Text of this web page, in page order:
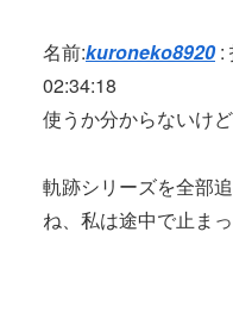
名前:kuroneko8920:
02:34:18
使うか分からないけ
軌跡シリーズを全部
ね、私は途中で止ま